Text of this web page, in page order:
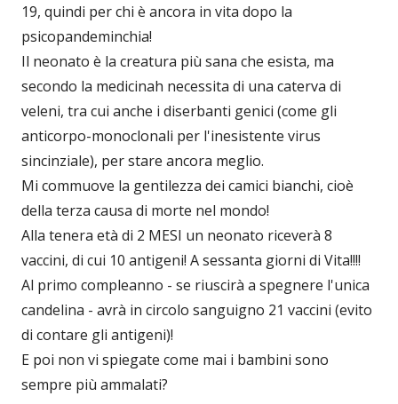
19, quindi per chi è ancora in vita dopo la
psicopandeminchia!
Il neonato è la creatura più sana che esista, ma
secondo la medicinah necessita di una caterva di
veleni, tra cui anche i diserbanti genici (come gli
anticorpo-monoclonali per l'inesistente virus
sincinziale), per stare ancora meglio.
Mi commuove la gentilezza dei camici bianchi, cioè
della terza causa di morte nel mondo!
Alla tenera età di 2 MESI un neonato riceverà 8
vaccini, di cui 10 antigeni! A sessanta giorni di Vita!!!!
Al primo compleanno - se riuscirà a spegnere l'unica
candelina - avrà in circolo sanguigno 21 vaccini (evito
di contare gli antigeni)!
E poi non vi spiegate come mai i bambini sono
sempre più ammalati?